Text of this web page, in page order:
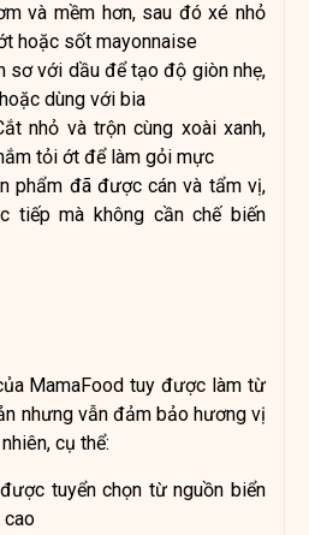
và mềm hơn, sau đó xé nhỏ
hoặc sốt mayonnaise
sơ với dầu để tạo độ giòn nhẹ,
dùng với bia
nhỏ và trộn cùng xoài xanh,
tỏi ớt để làm gỏi mực
phẩm đã được cán và tẩm vị,
tiếp mà không cần chế biến
MamaFood tuy được làm từ
nhưng vẫn đảm bảo hương vị
cụ thể:
tuyển chọn từ nguồn biển
cao